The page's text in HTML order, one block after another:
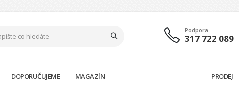
Podpora
317 722 089
DOPORUČUJEME MAGAZÍN PRODEJ